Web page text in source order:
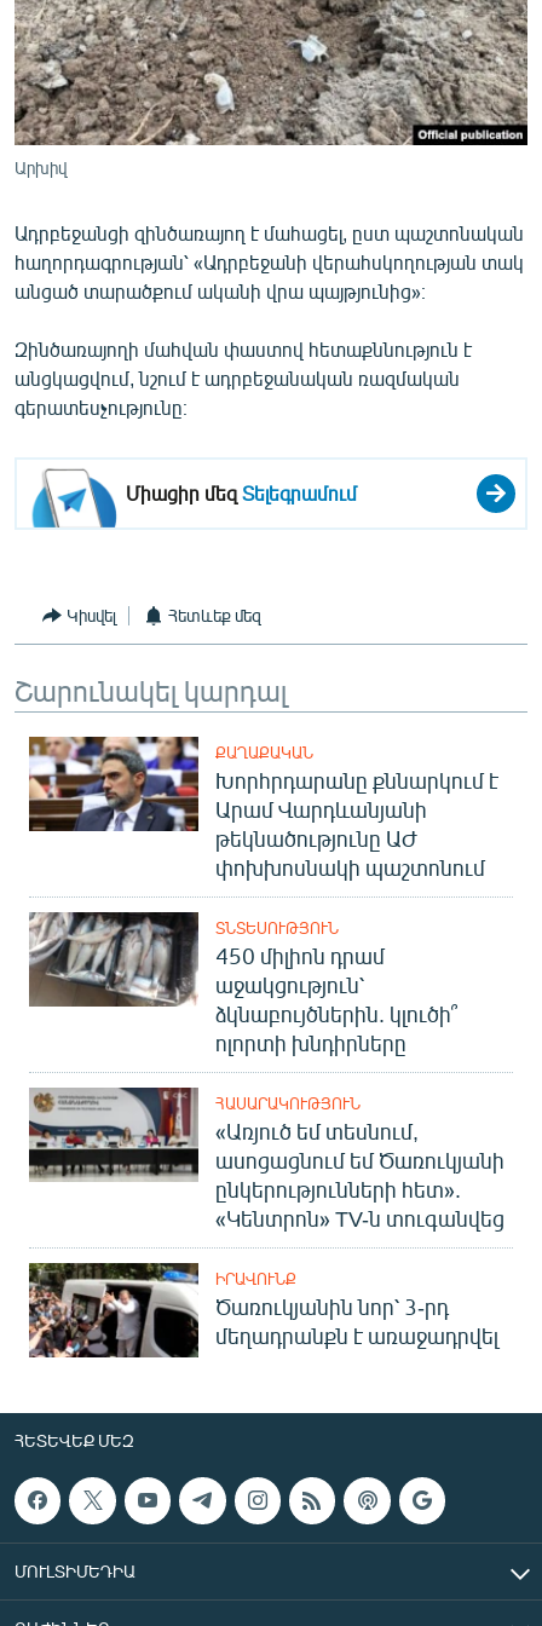
ՄԻՋԱԶԳԱՅԻՆ
ՄՇԱԿՈՒՅԹ
ՍՊՈՐՏ
ՄԵԿՆԱԲԱՆՈՒԹՅՈՒՆ
ԿՈՐՈՆԱՎԻՐՈՒՍ
ԱՐԽԻՎ
ԲԱՆԱՎԵՃ
ՁԳՏԵԼՈՎ ԼԱՎԱԳՈՒՅՆԻՆ
ՓՈԴՔԱՍԹ
Հայերեն
Русский
«Ազատության» բոլոր կայքերը
Արխիվ
Ադրբեջանցի զինծառայող է մահացել, ըստ պաշտոնական
հաղորդագրության՝ «Ադրբեջանի վերահսկողության տակ
անցած տարածքում ականի վրա պայթյունից»։
Զինծառայողի մահվան փաստով հետաքննություն է
անցկացվում, նշում է ադրբեջանական ռազմական
գերատեսչությունը։
Միացիր մեզՏելեգրամում
Կիսվել Հետևեք մեզ
Շարունակել կարդալ
ՔԱՂԱՔԱԿԱՆ
Խորհրդարանը քննարկում է
Արամ Վարդևանյանի
թեկնածությունը ԱԺ
փոխխոսնակի պաշտոնում
ՏՆՏԵՍՈՒԹՅՈՒՆ
450 միլիոն դրամ
աջակցություն՝
ձկնաբույծներին. կլուծի՞
ոլորտի խնդիրները
ՀԱՍԱՐԱԿՈՒԹՅՈՒՆ
«Առյուծ եմ տեսնում,
ասոցացնում եմ Ծառուկյանի
ընկերությունների հետ».
«Կենտրոն» TV-ն տուգանվեց
ԻՐԱՎՈՒՆՔ
Ծառուկյանին նոր՝ 3-րդ
մեղադրանքն է առաջադրվել
ՀԵՏԵՎԵՔ ՄԵԶ
ՄՈՒԼՏԻՄԵԴԻԱ